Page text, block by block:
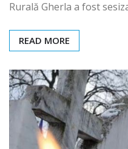
Rurală Gherla a fost
READ MORE